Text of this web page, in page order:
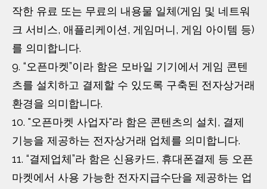
작한 유료 또는 무료의 내용물 일체(게임 및 네트워
크 서비스, 애플리케이션, 게임머니, 게임 아이템 등)
를 의미합니다.
9. “오픈마켓”이라 함은 모바일 기기에서 게임 콘텐
츠를 설치하고 결제할 수 있도록 구축된 전자상거래
환경을 의미합니다.
10. "오픈마켓 사업자"라 함은 콘텐츠의 설치, 결제
기능을 제공하는 전자상거래 업체를 의미합니다.
11. “결제업체”라 함은 신용카드, 휴대폰결제 등 오픈
마켓에서 사용 가능한 전자지급수단을 제공하는 업